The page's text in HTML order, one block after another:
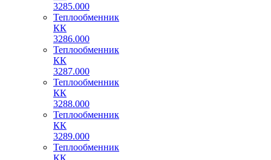
3285.000
Теплообменник
КК
3286.000
Теплообменник
КК
3287.000
Теплообменник
КК
3288.000
Теплообменник
КК
3289.000
Теплообменник
КК